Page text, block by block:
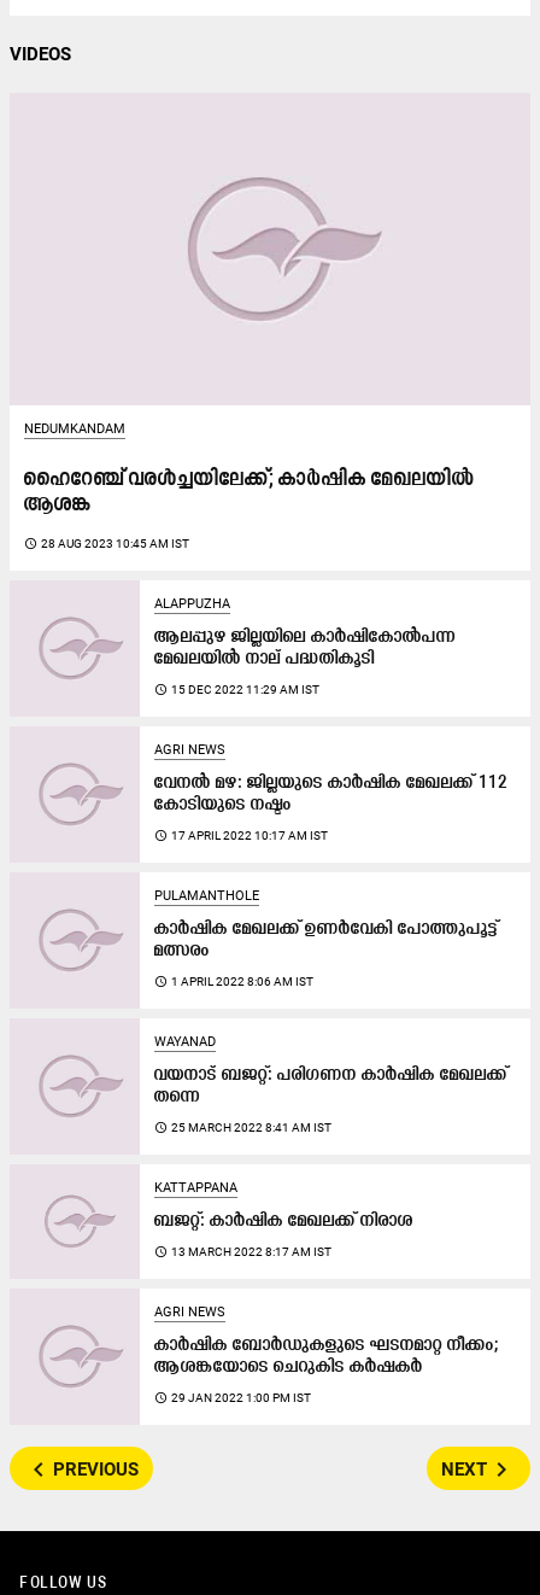
VIDEOS
NEDUMKANDAM
ഹൈറേഞ്ച് വരള്‍ച്ചയിലേക്ക്; കാർഷിക മേഖലയിൽ
ആശങ്ക
access_time 28 AUG 2023 10:45 AM IST
ALAPPUZHA
ആലപ്പുഴ ജില്ലയിലെ കാർഷികോൽപന്ന
മേഖലയിൽ നാല് പദ്ധതികൂടി
access_time 15 DEC 2022 11:29 AM IST
AGRI NEWS
വേനല്‍ മഴ: ജില്ലയുടെ കാർഷിക മേഖലക്ക് 112
കോടിയുടെ നഷ്ടം
access_time 17 APRIL 2022 10:17 AM IST
PULAMANTHOLE
കാർഷിക മേഖലക്ക് ഉണർവേകി പോത്തുപൂട്ട്
മത്സരം
access_time 1 APRIL 2022 8:06 AM IST
WAYANAD
വയനാട് ബജറ്റ്: പരിഗണന കാ​ർ​ഷി​ക​ മേ​ഖ​ല​ക്ക്​
തന്നെ
access_time 25 MARCH 2022 8:41 AM IST
KATTAPPANA
ബജറ്റ്​: കാർഷിക മേഖലക്ക്​ നിരാശ
access_time 13 MARCH 2022 8:17 AM IST
AGRI NEWS
കാർഷിക ബോർഡുകളുടെ ഘടനമാറ്റ നീക്കം;
ആശങ്കയോടെ ചെറുകിട കർഷകർ
access_time 29 JAN 2022 1:00 PM IST
navigate_before PREVIOUS NEXT navigate_next
FOLLOW US